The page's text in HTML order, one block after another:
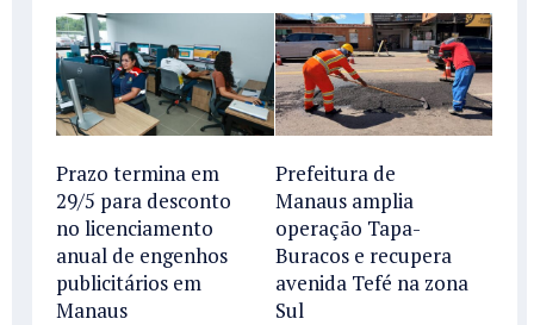
Prazo termina em
29/5 para desconto
no licenciamento
anual de engenhos
publicitários em
Manaus
Prefeitura de
Manaus amplia
operação Tapa-
Buracos e recupera
avenida Tefé na zona
Sul